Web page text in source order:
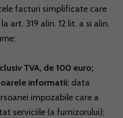
facturi simplificate care
art. 319 alin. 12 lit. a si alin.
TVA, de 100 euro;
informatii: data
impozabile care a
serviciile (a furnizorului);